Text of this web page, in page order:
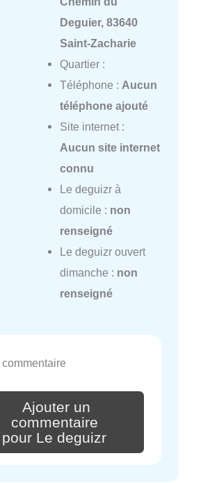
Deguier, 83640
Saint-Zacharie
Quartier :
Téléphone : Aucun
téléphone ajouté
Site internet :
Aucun site internet
connu
Le deguizr à
domicile : non
renseigné
Le deguizr ouvert
dimanche : non
renseigné
Ajouter un
commentaire
pour Le deguizr